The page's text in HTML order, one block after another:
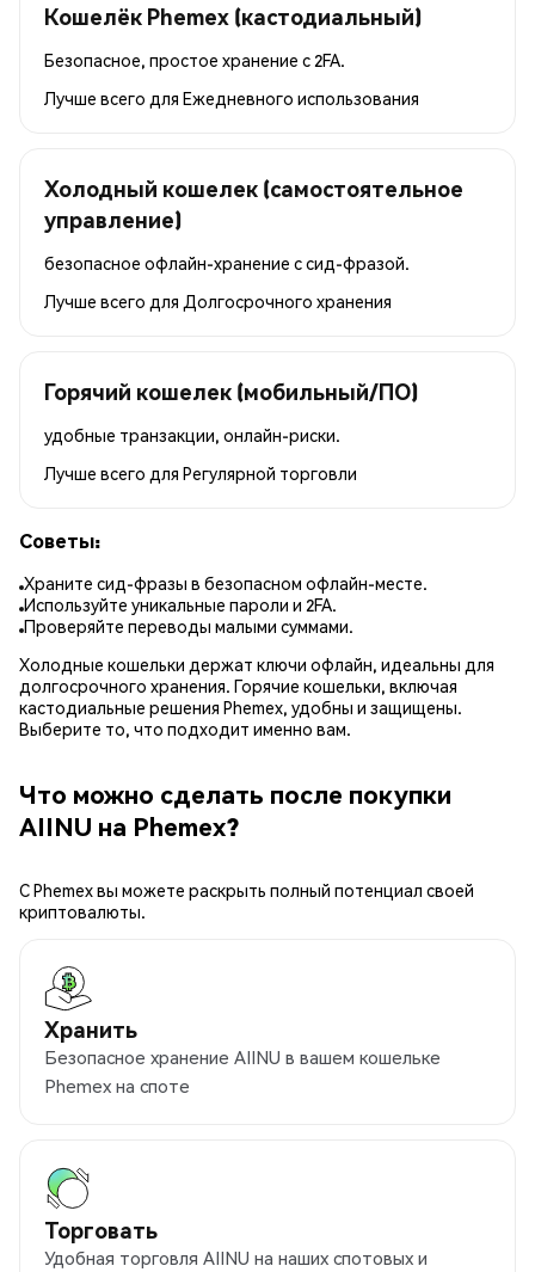
Кошелёк Phemex (кастодиальный)
Безопасное, простое хранение с 2FA.
Лучше всего для Ежедневного использования
Холодный кошелек (самостоятельное
управление)
безопасное офлайн-хранение с сид-фразой.
Лучше всего для Долгосрочного хранения
Горячий кошелек (мобильный/ПО)
удобные транзакции, онлайн-риски.
Лучше всего для Регулярной торговли
Советы:
Храните сид-фразы в безопасном офлайн-месте.
Используйте уникальные пароли и 2FA.
Проверяйте переводы малыми суммами.
Холодные кошельки держат ключи офлайн, идеальны для
долгосрочного хранения. Горячие кошельки, включая
кастодиальные решения Phemex, удобны и защищены.
Выберите то, что подходит именно вам.
Что можно сделать после покупки
AIINU на Phemex?
С Phemex вы можете раскрыть полный потенциал своей
криптовалюты.
Хранить
Безопасное хранение AIINU в вашем кошельке
Phemex на споте
Торговать
Удобная торговля AIINU на наших спотовых и